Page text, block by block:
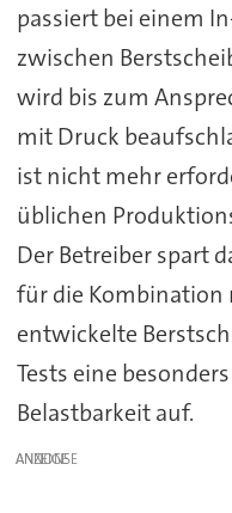
passiert bei einem
zwischen
wird bis zum
mit Druck
ist nicht mehr
üblichen
Der Betreiber spart
für die Kombination
entwickelte
Tests eine
Belastbarkeit auf.
ANZEIGE